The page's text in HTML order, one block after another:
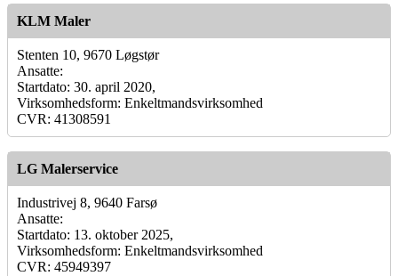
KLM Maler
Stenten 10, 9670 Løgstør
Ansatte:
Startdato: 30. april 2020,
Virksomhedsform: Enkeltmandsvirksomhed
CVR: 41308591
LG Malerservice
Industrivej 8, 9640 Farsø
Ansatte:
Startdato: 13. oktober 2025,
Virksomhedsform: Enkeltmandsvirksomhed
CVR: 45949397